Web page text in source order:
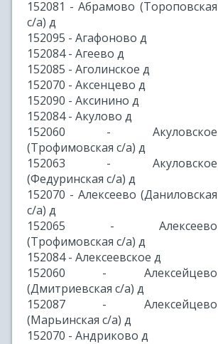
152081 - Абрамово (Тороповская
с/а) д
152095 - Агафоново д
152084 - Агеево д
152085 - Аголинское д
152070 - Аксенцево д
152090 - Аксинино д
152084 - Акулово д
152060 - Акуловское
(Трофимовская с/а) д
152063 - Акуловское
(Федуринская с/а) д
152070 - Алексеево (Даниловская
с/а) д
152065 - Алексеево
(Трофимовская с/а) д
152084 - Алексеевское д
152060 - Алексейцево
(Дмитриевская с/а) д
152087 - Алексейцево
(Марьинская с/а) д
152070 - Андриково д